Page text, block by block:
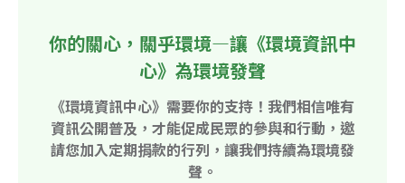
你的關心，關乎環境—讓《環境資訊中
心》為環境發聲
《環境資訊中心》需要你的支持！我們相信唯有
資訊公開普及，才能促成民眾的參與和行動，邀
請您加入定期捐款的行列，讓我們持續為環境發
聲。